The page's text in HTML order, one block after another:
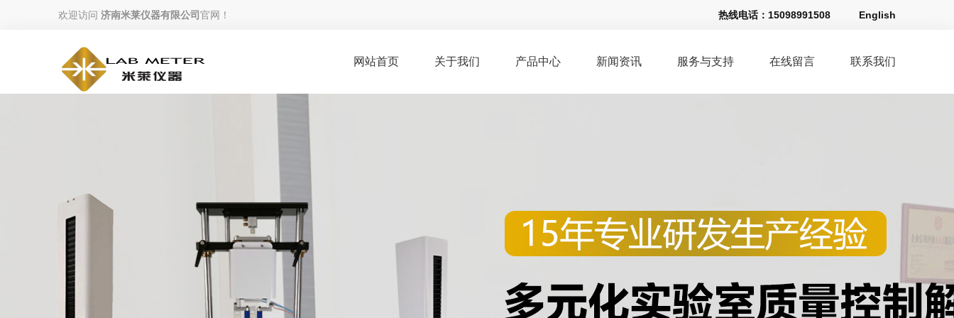
欢迎访问 济南米莱仪器有限公司官网！ 热线电话： 15098991508 English
网站首页 关于我们 产品中心 新闻资讯 服务与支持 在线留言 联系我们